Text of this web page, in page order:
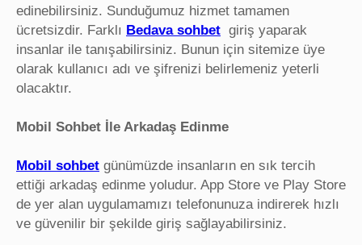
edinebilirsiniz. Sunduğumuz hizmet tamamen
ücretsizdir. Farklı Bedava sohbet giriş yaparak
insanlar ile tanışabilirsiniz. Bunun için sitemize üye
olarak kullanıcı adı ve şifrenizi belirlemeniz yeterli
olacaktır.
Mobil Sohbet İle Arkadaş Edinme
Mobil sohbet günümüzde insanların en sık tercih
ettiği arkadaş edinme yoludur. App Store ve Play Store
de yer alan uygulamamızı telefonunuza indirerek hızlı
ve güvenilir bir şekilde giriş sağlayabilirsiniz.